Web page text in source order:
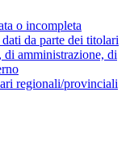
o incompleta
da parte dei titolari
amministrazione, di
regionali/provinciali